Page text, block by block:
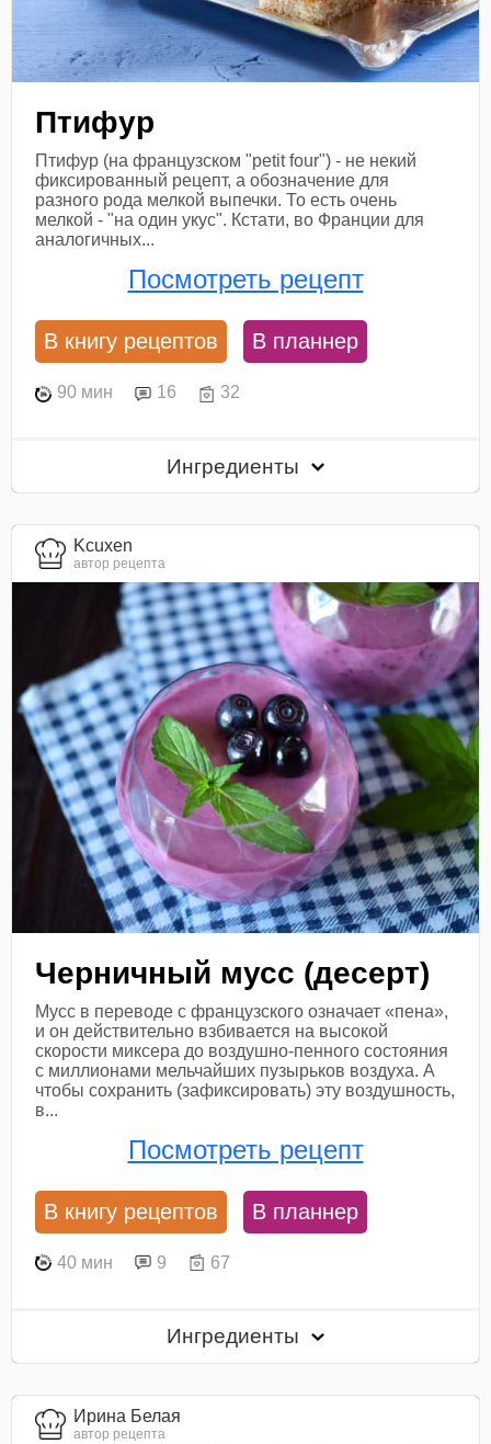
Птифур
Птифур (на французском "petit four") - не некий
фиксированный рецепт, а обозначение для
разного рода мелкой выпечки. То есть очень
мелкой - "на один укус". Кстати, во Франции для
аналогичных...
Посмотреть рецепт
В книгу рецептов В планнер
90 мин 16 32
Ингредиенты
Kcuxen
автор рецепта
Черничный мусс (десерт)
Мусс в переводе с французского означает «пена»,
и он действительно взбивается на высокой
скорости миксера до воздушно-пенного состояния
с миллионами мельчайших пузырьков воздуха. А
чтобы сохранить (зафиксировать) эту воздушность,
в...
Посмотреть рецепт
В книгу рецептов В планнер
40 мин 9 67
Ингредиенты
Ирина Белая
автор рецепта